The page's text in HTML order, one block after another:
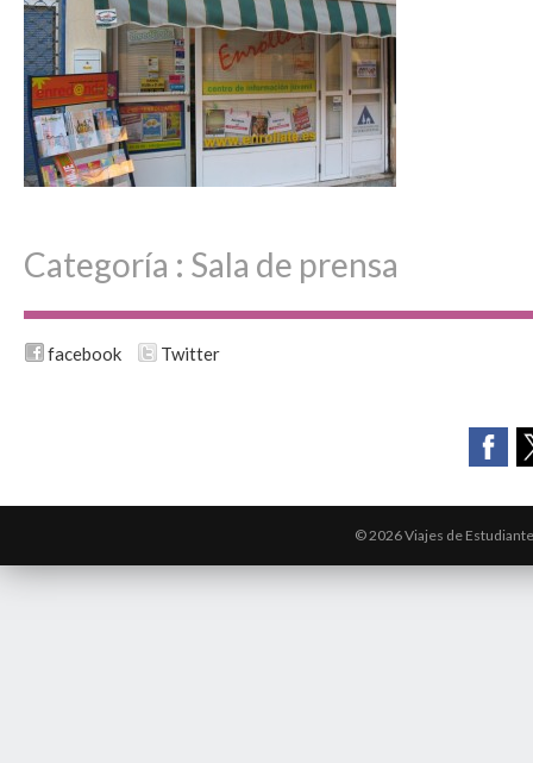
Categoría : Sala de prensa
facebook Twitter
© 2026 Viajes de